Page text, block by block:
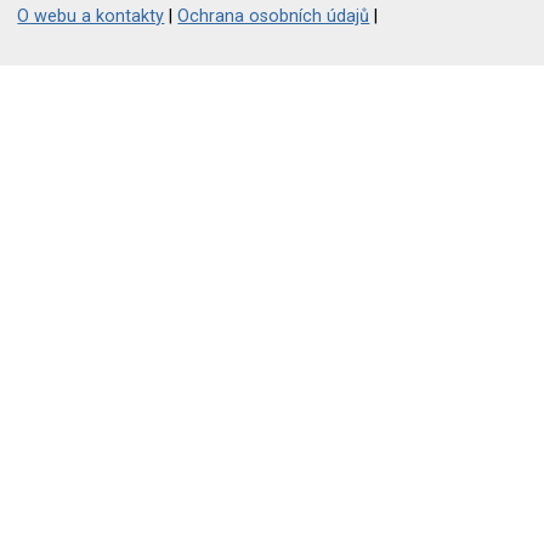
O webu a kontakty |Ochrana osobních údajů